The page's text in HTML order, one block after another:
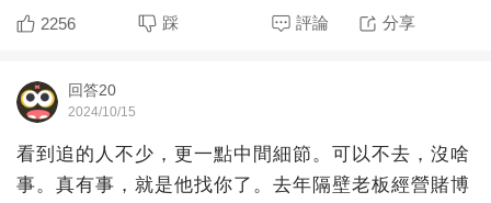
2256 踩 評論 分享
回答20
2024/10/15
看到追的人不少，更一點中間細節。可以不去，沒啥
事。真有事，就是他找你了。去年隔壁老板經營賭博